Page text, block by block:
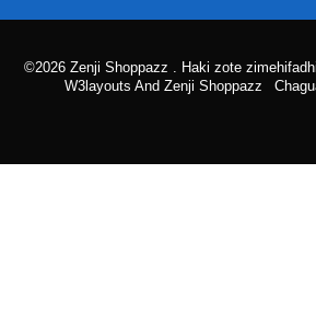
©2026 Zenji Shoppazz . Haki zote
W3layouts And Zenji Shoppazz